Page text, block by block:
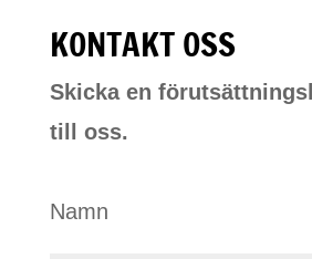
KONTAKT OSS
Skicka en
till oss.
Namn